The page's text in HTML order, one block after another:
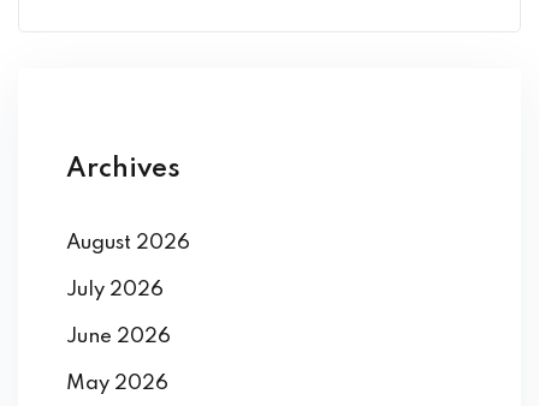
Archives
August 2026
July 2026
June 2026
May 2026